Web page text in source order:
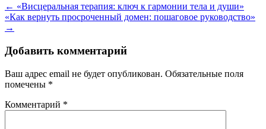
Навигация
по
записям
← «Висцеральная терапия: ключ к гармонии тела и души»
«Как вернуть просроченный домен: пошаговое руководство»
→
Добавить комментарий
Ваш адрес email не будет опубликован. Обязательные поля
помечены *
Комментарий *